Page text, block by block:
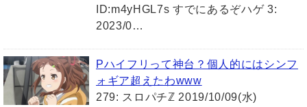
ID:m4yHGL7s すでにあるぞハゲ 3:
2023/0…
Pハイフリって神台？個人的にはシンフ
ォギア超えたわwww
279: スロパチℤ 2019/10/09(水)